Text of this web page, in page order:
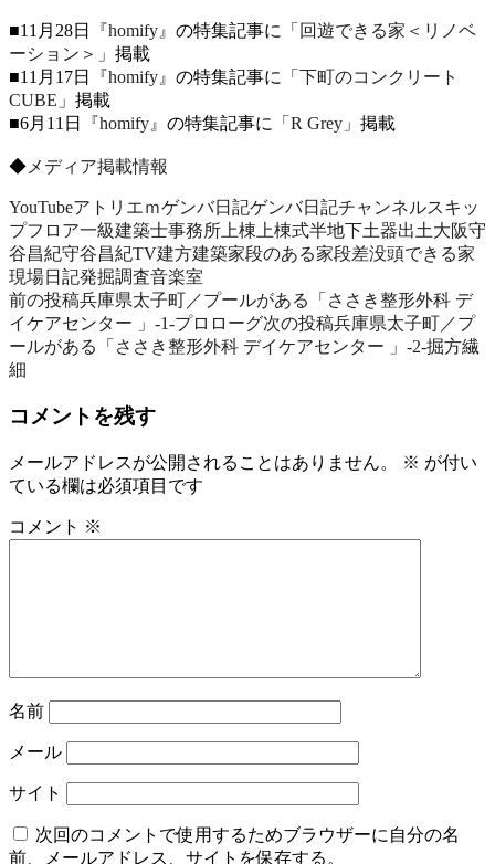
■11月28日 『homify』 の特集記事に
「回遊できる家＜リノベ
ーション＞」 掲載
■11月17日
『homify』 の特集記事に
「下町のコンクリート
CUBE」 掲載
■6月11日
『homify』 の特集記事に 「R Grey」 掲載
◆ メディア掲載情報
YouTubeアトリエｍゲンバ日記ゲンバ日記チャンネルスキッ
プフロア一級建築士事務所 上棟 上棟式半地下土器出土大阪守
谷昌紀守谷昌紀TV建方建築家段のある家段差没頭できる家
現場日記発掘調査音楽室
投
稿
ナ
ビ
ー
シ
前の投稿兵庫県太子町／プールがある「ささき整形外科 デ
イケアセンター 」‐1‐プロローグ次の投稿兵庫県太子町／プ
ールがある「ささき整形外科 デイケアセンター 」‐2‐掘方繊
細
コメントを残す
メールアドレスが公開されることはありません。 ※ が付い
ている欄は必須項目です
コメント ※
名前
メール
サイト
次回のコメントで使用するためブラウザーに自分の名
前、メールアドレス、サイトを保存する。